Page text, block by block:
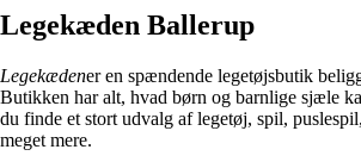
Legekæden Ballerup
Legekædener en spændende legetøjsbutik
Butikken har alt, hvad børn og barnlige sjæle
du finde et stort udvalg af legetøj, spil,
meget mere.